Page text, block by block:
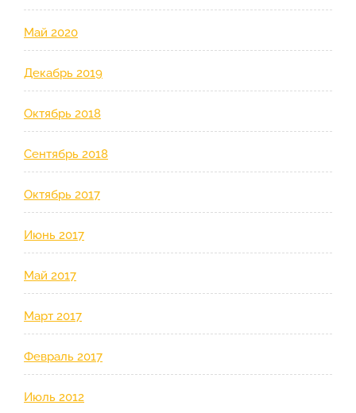
Май 2020
Декабрь 2019
Октябрь 2018
Сентябрь 2018
Октябрь 2017
Июнь 2017
Май 2017
Март 2017
Февраль 2017
Июль 2012